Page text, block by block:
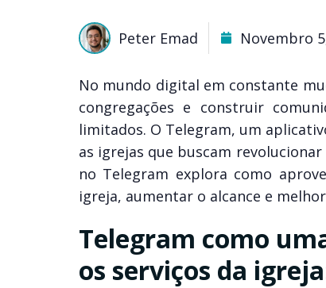
Peter Emad Novembro
No mundo digital em constante
congregações e construir
limitados. O Telegram, um
as igrejas que buscam
no Telegram explora como
igreja, aumentar o alcance e
Telegram como
os serviços da